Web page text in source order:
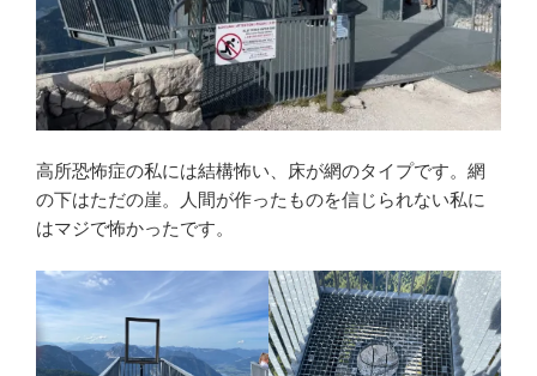
高所恐怖症の私には結構怖い、床が網のタイプです。網
の下はただの崖。人間が作ったものを信じられない私に
はマジで怖かったです。